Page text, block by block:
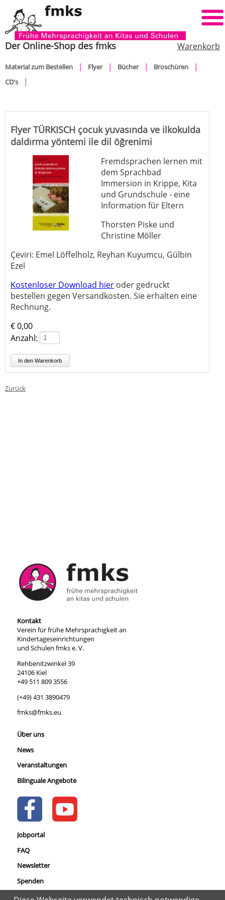
Warenkorb
Der Online-Shop des fmks
Navigation
überspringen
Material zum Bestellen Flyer Bücher
Broschüren
CD's
Flyer TÜRKISCH çocuk yuvasında ve ilkokulda
daldırma yöntemi ile dil öğrenimi
Fremdsprachen lernen mit
dem Sprachbad
Immersion in Krippe, Kita
und Grundschule - eine
Information für Eltern
Thorsten Piske und
Christine Möller
Çeviri: Emel Löffelholz, Reyhan Kuyumcu, Gülbin
Ezel
Kostenloser Download hier oder gedruckt
bestellen gegen Versandkosten. Sie erhalten eine
Rechnung.
€0,00
Anzahl:
Zurück
Kontakt
Verein für frühe Mehrsprachigkeit an
Kindertageseinrichtungen
und Schulen fmks e. V.
Rehbenitzwinkel 39
24106 Kiel
+49 511 809 3556
(+49) 431 3890479
fmks@fmks.eu
Über uns
News
Veranstaltungen
Bilinguale Angebote
Jobportal
FAQ
Newsletter
Spenden
Datenschutz